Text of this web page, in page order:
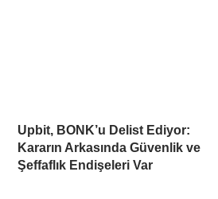
Upbit, BONK’u Delist Ediyor:
Kararın Arkasında Güvenlik ve
Şeffaflık Endişeleri Var